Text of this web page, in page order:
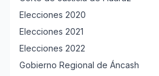
Elecciones 2020
Elecciones 2021
Elecciones 2022
Gobierno Regional de Áncash